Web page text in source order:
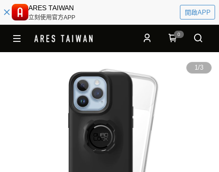
ARES TAIWAN
立刻使用官方APP
開啟APP
0
1/3